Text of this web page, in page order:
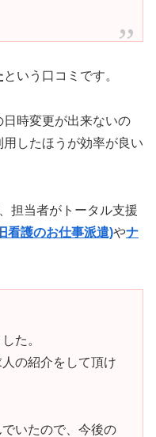
という口コミです。
時変更が出来ないの
したほうが効率が良い
担当者がトータル支援
看護のお仕事派遣)やナ
た。
の紹介をして頂け
いたので、今後の